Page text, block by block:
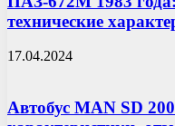
технические
17.04.2024
Автобус MAN SD